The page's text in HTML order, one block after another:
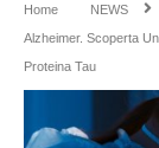
Home
NEWS
Alzheimer. Scoperta
Proteina Tau